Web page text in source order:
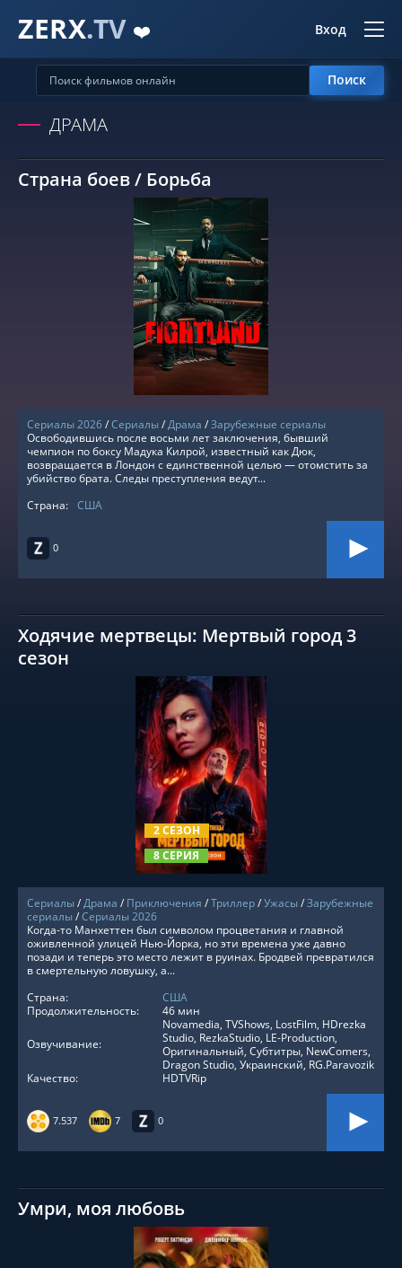
ZERX.TV ❤️ Вход
Поиск
ДРАМА
Страна боев / Борьба
СМОТРЕТЬ ОНЛАЙН
Сериалы 2026/Сериалы/Драма /Зарубежные сериалы
0
Освободившись после восьми лет заключения, бывший
чемпион по боксу Мадука Килрой, известный как Дюк,
возвращается в Лондон с единственной целью — отомстить за
убийство брата. Следы преступления ведут...
Страна: США
Ходячие мертвецы: Мертвый город 3
сезон
2 СЕЗОН
8 СЕРИЯ
СМОТРЕТЬ ОНЛАЙН
Сериалы/Драма / Приключения /Триллер/Ужасы/Зарубежные
сериалы/Сериалы 2026
7.537 7 0
Когда-то Манхеттен был символом процветания и главной
оживленной улицей Нью-Йорка, но эти времена уже давно
позади и теперь это место лежит в руинах. Бродвей превратился
в смертельную ловушку, а...
Страна:
США
Продолжительность:
46 мин
Озвучивание:
Novamedia, TVShows, LostFilm, HDrezka
Studio, RezkaStudio, LE-Production,
Оригинальный, Субтитры, NewComers,
Dragon Studio, Украинский, RG.Paravozik
Качество:
HDTVRip
Умри, моя любовь